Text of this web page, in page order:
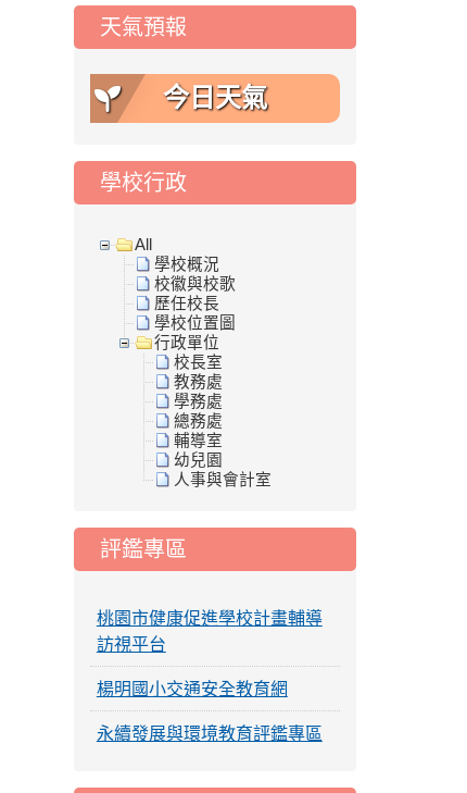
天氣預報
今日天氣
學校行政
All
學校概況
校徽與校歌
歷任校長
學校位置圖
行政單位
校長室
教務處
學務處
總務處
輔導室
幼兒園
人事與會計室
評鑑專區
桃園市健康促進學校計畫輔導
訪視平台
楊明國小交通安全教育網
永續發展與環境教育評鑑專區